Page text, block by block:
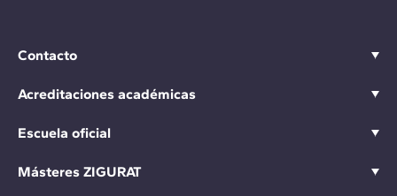
Contacto
Acreditaciones académicas
Escuela oficial
Másteres ZIGURAT